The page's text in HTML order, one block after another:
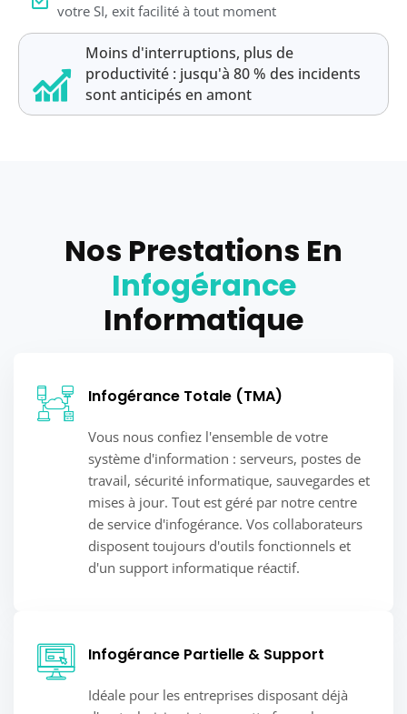
votre SI, exit facilité à tout moment
Moins d'interruptions, plus de
productivité : jusqu'à 80 % des incidents
sont anticipés en amont
Nos Prestations En
Infogérance
Informatique
Infogérance Totale (TMA)
Vous nous confiez l'ensemble de votre
système d'information : serveurs, postes de
travail, sécurité informatique, sauvegardes et
mises à jour. Tout est géré par notre centre
de service d'infogérance. Vos collaborateurs
disposent toujours d'outils fonctionnels et
d'un support informatique réactif.
Infogérance Partielle & Support
Idéale pour les entreprises disposant déjà